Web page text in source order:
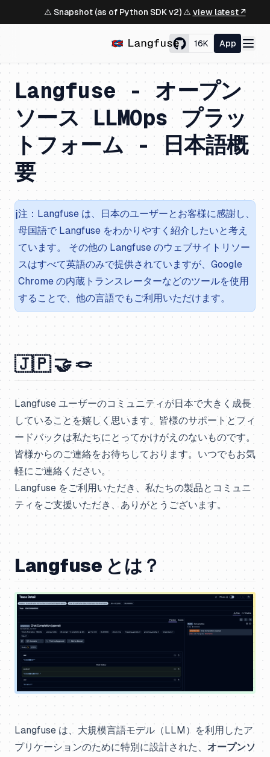
⚠️ Snapshot (as of Python SDK v2) ⚠️ view latest ↗
16K App
Langfuse - オープン
ソース LLMOps プラッ
トフォーム - 日本語概
要
ℹ️注：Langfuse は、日本のユーザーとお客様に感謝し、
母国語で Langfuse をわかりやすく紹介したいと考え
ています。 その他の Langfuse のウェブサイトリソー
スはすべて英語のみで提供されていますが、Google
Chrome の内蔵トランスレーターなどのツールを使用
することで、他の言語でもご利用いただけます。
🇯🇵 🤝 🪢
Langfuse ユーザーのコミュニティが日本で大きく成長
していることを嬉しく思います。皆様のサポートとフィ
ードバックは私たちにとってかけがえのないものです。
皆様からのご連絡をお待ちしております。いつでもお気
軽にご連絡ください。
Langfuse をご利用いただき、私たちの製品とコミュニ
ティをご支援いただき、ありがとうございます。
Langfuse とは？
Langfuse は、大規模言語モデル（LLM）を利用したア
プリケーションのために特別に設計された、 オープンソ